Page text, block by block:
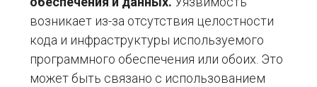
возникает из-за отсутствия целостности
кода и инфраструктуры используемого
программного обеспечения или обоих. Это
может быть связано с использованием